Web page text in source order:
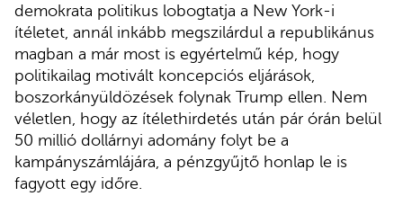
demokrata politikus lobogtatja a New York-i
ítéletet, annál inkább megszilárdul a republikánus
magban a már most is egyértelmű kép, hogy
politikailag motivált koncepciós eljárások,
boszorkányüldözések folynak Trump ellen. Nem
véletlen, hogy az ítélethirdetés után pár órán belül
50 millió dollárnyi adomány folyt be a
kampányszámlájára, a pénzgyűjtő honlap le is
fagyott egy időre.